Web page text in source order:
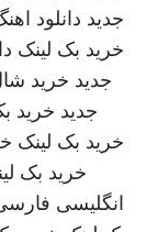
جدید دانلود
خرید بک لینک
جدید خرید
جدید خرید
خرید بک لینک
خرید بک
انگلیسی